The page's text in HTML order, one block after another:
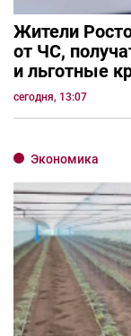
Жители
от ЧС,
и льготные
сегодня, 13:07
Экономика